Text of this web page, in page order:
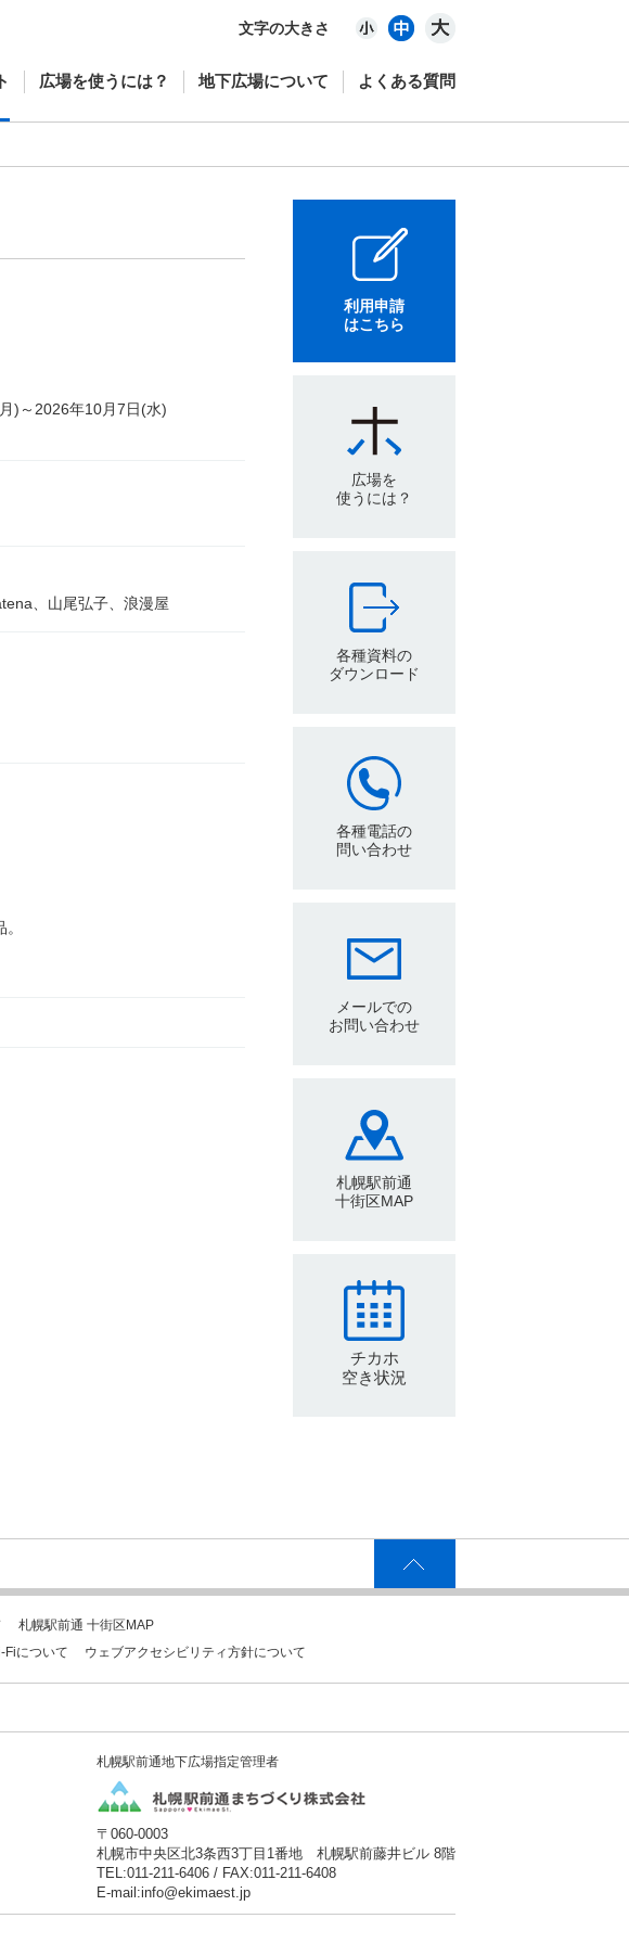
文字の大きさ
広場を使うには？ 地下広場について よくある質問
)～2026年10月7日(水)
、山尾弘子、浪漫屋
利用申請
はこちら
広場を
使うには？
各種資料の
ダウンロード
各種電話の
問い合わせ
メールでの
お問い合わせ
札幌駅前通
十街区MAP
チカホ
空き状況
札幌駅前通 十街区MAP
Fiについて ウェブアクセシビリティ方針について
札幌駅前通地下広場指定管理者
〒060-0003
札幌市中央区北3条西3丁目1番地 札幌駅前藤井ビル 8階
TEL:011-211-6406 / FAX:011-211-6408
E-mail:info@ekimaest.jp